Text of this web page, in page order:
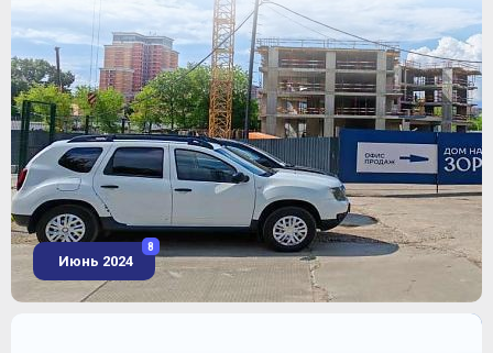
Июнь 2024
8